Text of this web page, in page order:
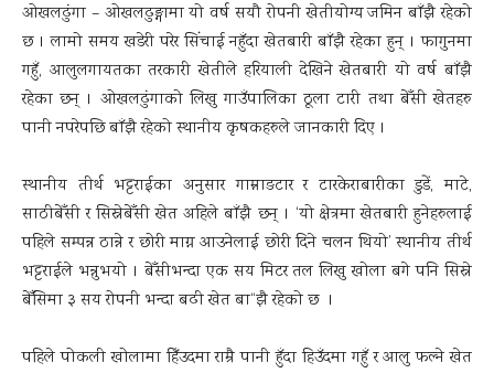
ओखलढुंगा – ओखलढुङ्गामा यो वर्ष सयौ रोपनी खेतीयोग्य जमिन बाँझै रहेको
छ । लामो समय खडेरी परेर सिंचाई नहुँदा खेतबारी बाँझै रहेका हुन् । फागुनमा
गहुँ, आलुलगायतका तरकारी खेतीले हरियाली देखिने खेतबारी यो वर्ष बाँझै
रहेका छन् । ओखलढुंगाको लिखु गाउँपालिका ठूला टारी तथा बेँसी खेतहरु
पानी नपरेपछि बाँझै रहेको स्थानीय कृषकहरुले जानकारी दिए ।
स्थानीय तीर्थ भट्टराईका अनुसार गाम्नाङटार र टारकेराबारीका डुडें, माटे,
साठीबेँसी र सिस्नेबेँसी खेत अहिले बाँझै छन् । ‘यो क्षेत्रमा खेतबारी हुनेहरुलाई
पहिले सम्पन्न ठान्ने र छोरी माग्न आउनेलाई छोरी दिने चलन थियो’ स्थानीय तीर्थ
भट्टराईले भन्नुभयो । बेँसीभन्दा एक सय मिटर तल लिखु खोला बगे पनि सिस्ने
बेँसिमा ३ सय रोपनी भन्दा बढी खेत बा“झै रहेको छ ।
पहिले पोकली खोलामा हिँउदमा राम्रै पानी हुँदा हिउँदमा गहुँ र आलु फल्ने खेत